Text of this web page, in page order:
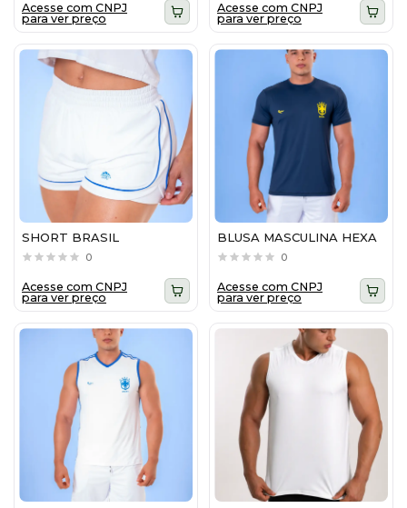
Acesse com CNPJ
para ver preço
Acesse com CNPJ
para ver preço
SHORT BRASIL
0
Acesse com CNPJ
para ver preço
BLUSA MASCULINA HEXA
0
Acesse com CNPJ
para ver preço